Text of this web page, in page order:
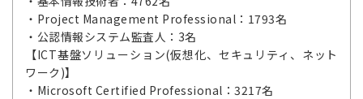
・Project Management Professional：1793名
・公認情報システム監査人：3名
【ICT基盤ソリューション(仮想化、セキュリティ、ネット
ワーク)】
・Microsoft Certified Professional：3217名